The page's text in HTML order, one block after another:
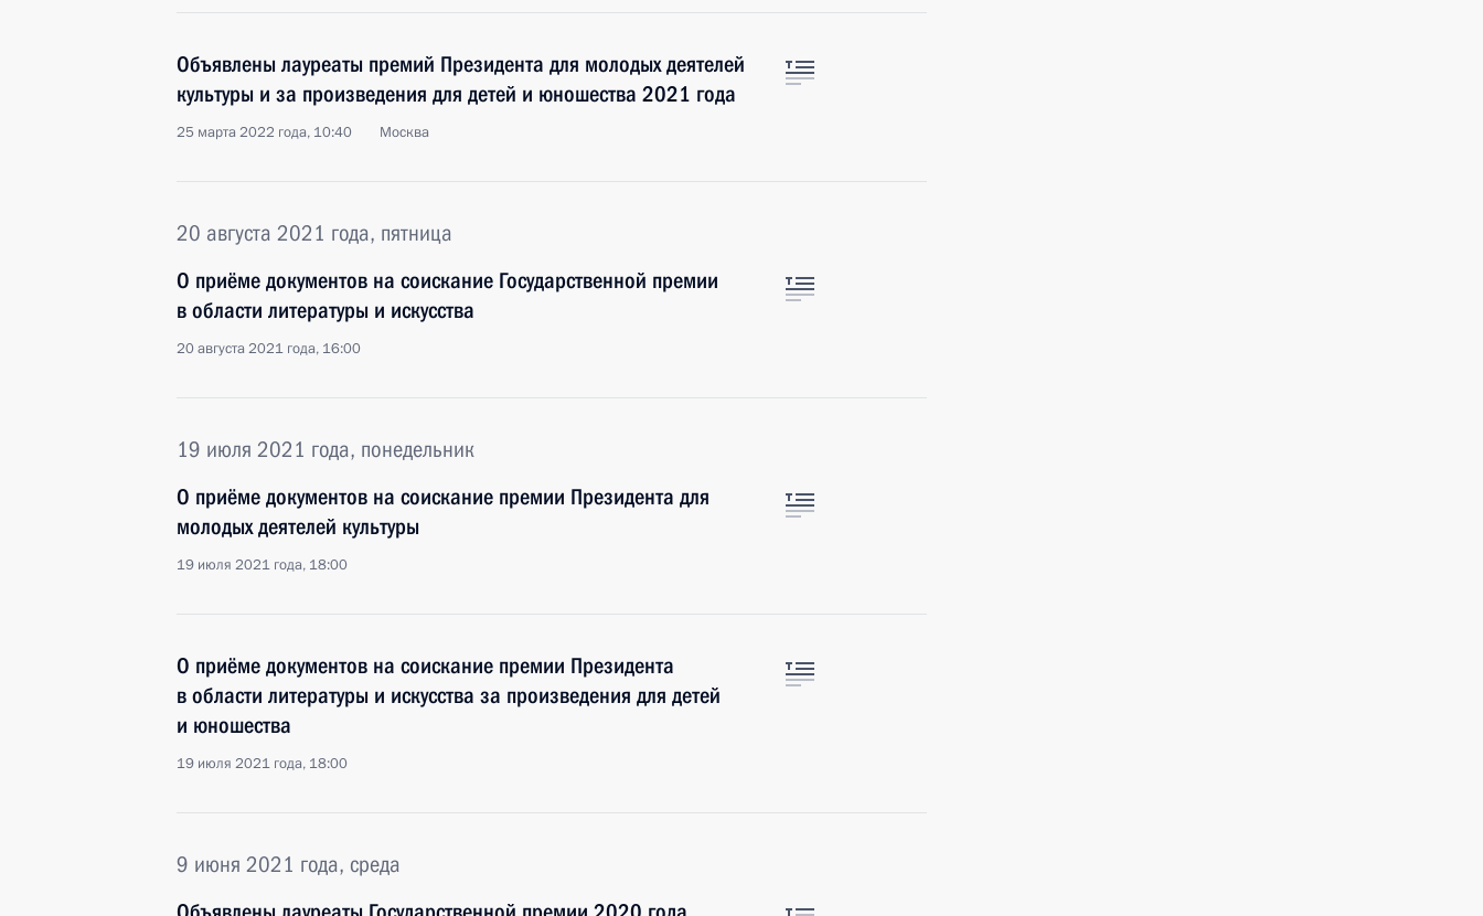
Объявлены лауреаты премий Президента для молодых деятелей
культуры и за произведения для детей и юношества 2021 года
25 марта 2022 года, 10:40 Москва
20 августа 2021 года, пятница
О приёме документов на соискание Государственной премии
в области литературы и искусства
20 августа 2021 года, 16:00
19 июля 2021 года, понедельник
О приёме документов на соискание премии Президента для
молодых деятелей культуры
19 июля 2021 года, 18:00
О приёме документов на соискание премии Президента
в области литературы и искусства за произведения для детей
и юношества
19 июля 2021 года, 18:00
9 июня 2021 года, среда